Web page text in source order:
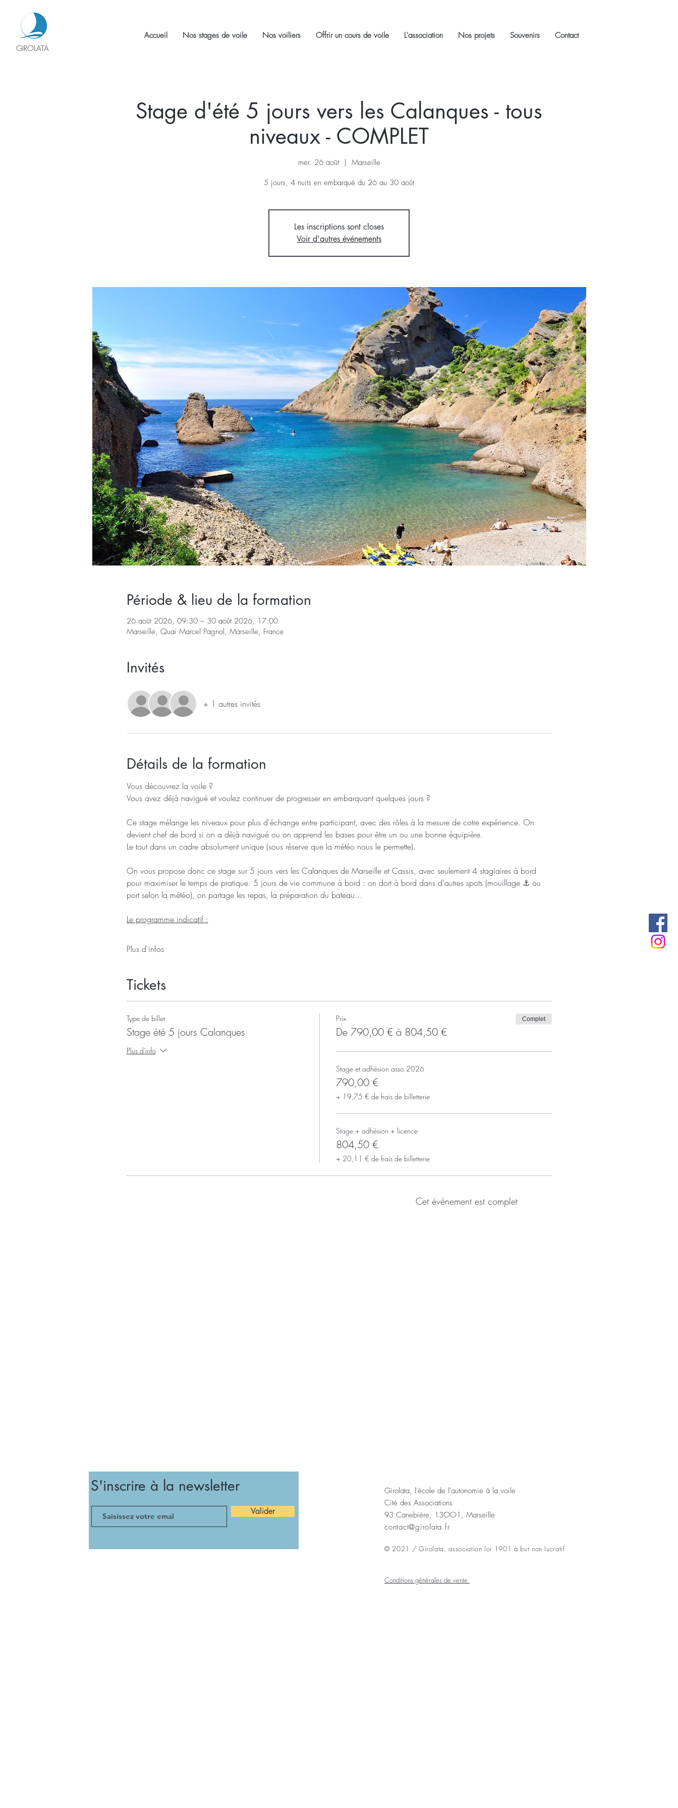
Accueil Nos stages de voile Nos voiliers Offrir un cours de voile L'association Nos projets Souvenirs
Contact
GIROLATA
Stage d'été 5 jours vers les Calanques - tous
niveaux - COMPLET
mer. 26 août
  |
Marseille
5 jours, 4 nuits en embarqué du 26 au 30 août
Les inscriptions sont closes
Voir d'autres événements
Période & lieu de la formation
26 août 2026, 09:30 – 30 août 2026, 17:00
Marseille, Quai Marcel Pagnol, Marseille, France
Invités
+ 1 autres invités
Détails de la formation
Vous découvrez la voile ?
Vous avez déjà navigué et voulez continuer de progresser en embarquant quelques jours ?
Ce stage mélange les niveaux pour plus d'échange entre participant, avec des rôles à la mesure de cotre expérience. On
devient chef de bord si on a déjà navigué ou on apprend les bases pour être un ou une bonne équipière.
Le tout dans un cadre absolument unique (sous réserve que la météo nous le permette).
On vous propose donc ce stage sur 5 jours vers les Calanques de Marseille et Cassis, avec seulement 4 stagiaires à bord
pour maximiser le temps de pratique. 5 jours de vie commune à bord : on dort à bord dans d'autres spots (mouillage ⚓ ou
port selon la météo), on partage les repas, la préparation du bateau...
Le programme indicatif :
Plus d'infos
Tickets
Type de billet
Stage été 5 jours Calanques
Plus d'info
Prix
De 790,00 € à 804,50 €
Complet
Stage et adhésion asso 2026
790,00 €
+ 19,75 € de frais de billetterie
Stage + adhésion + licence
804,50 €
+ 20,11 € de frais de billetterie
Cet événement est complet
S'inscrire à la newsletter
Valider
Girolata, l'école de l'autonomie à la voile
Cité des Associations
93 Canebière, 13OO1, Marseille
contact@girolata.fr
© 2021 / Girolata, association loi 1901 à but non lucratif
Conditions générales de vente